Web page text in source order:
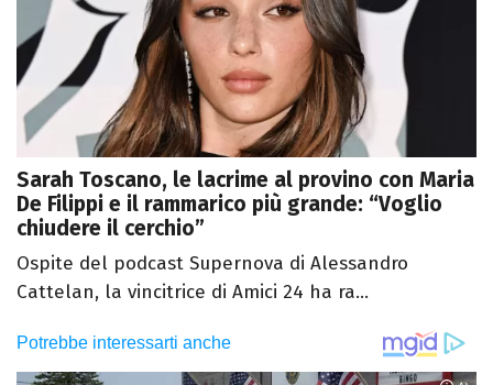
Sarah Toscano, le lacrime al provino con Maria
De Filippi e il rammarico più grande: “Voglio
chiudere il cerchio”
Ospite del podcast Supernova di Alessandro
Cattelan, la vincitrice di Amici 24 ha ra...